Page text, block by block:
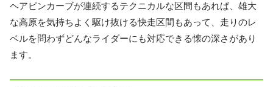
ヘアピンカーブが連続するテクニカルな区間もあれば、雄大
な高原を気持ちよく駆け抜ける快走区間もあって、走りのレ
ベルを問わずどんなライダーにも対応できる懐の深さがあり
ます。